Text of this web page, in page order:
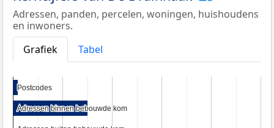
Adressen, panden, percelen, woningen, huishoudens
en inwoners.
Grafiek
Tabel
Postcodes
Postcodes
Adressen binnen bebouwde kom
Adressen binnen bebouwde kom